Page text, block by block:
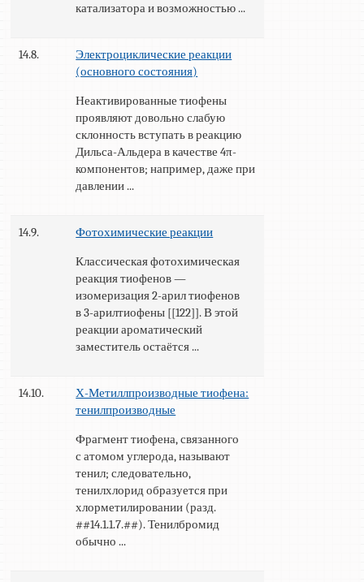
катализатора и возможностью ...
14.8.
Электроциклические реакции
(основного состояния)
Неактивированные тиофены
проявляют довольно слабую
склонность вступать в реакцию
Дильса-Альдера в качестве 4π-
компонентов; например, даже при
давлении ...
14.9.
Фотохимические реакции
Классическая фотохимическая
реакция тиофенов —
изомеризация 2-арил тиофенов
в 3-арилтиофены [[122]]. В этой
реакции ароматический
заместитель остаётся ...
14.10.
Х-Метиллпроизводные тиофена:
тенилпроизводные
Фрагмент тиофена, связанного
с атомом углерода, называют
тенил; следовательно,
тенилхлорид образуется при
хлорметилировании (разд.
##14.1.1.7.##). Тенилбромид
обычно ...